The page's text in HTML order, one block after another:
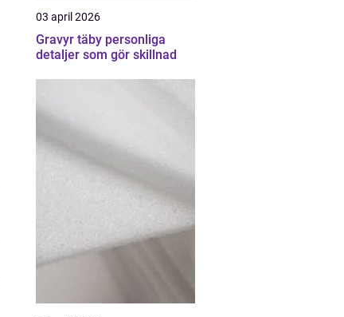
03 april 2026
Gravyr täby personliga
detaljer som gör skillnad